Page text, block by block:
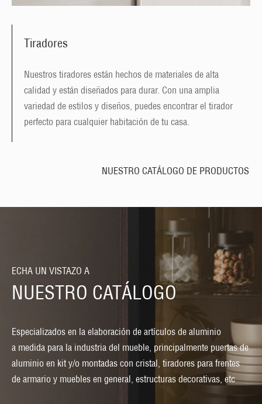
Tiradores
Nuestros tiradores están hechos de materiales de alta
calidad y están diseñados para durar. Con una amplia
variedad de estilos y diseños, puedes encontrar el tirador
perfecto para cualquier habitación de tu casa.
NUESTRO CATÁLOGO DE PRODUCTOS
ECHA UN VISTAZO A
NUESTRO CATÁLOGO
Especializados en la elaboración de artículos de aluminio
a medida para la industria del mueble, principalmente puertas de
aluminio en kit y/o montadas con cristal, tiradores para frentes
de armario y muebles en general, estructuras decorativas, etc